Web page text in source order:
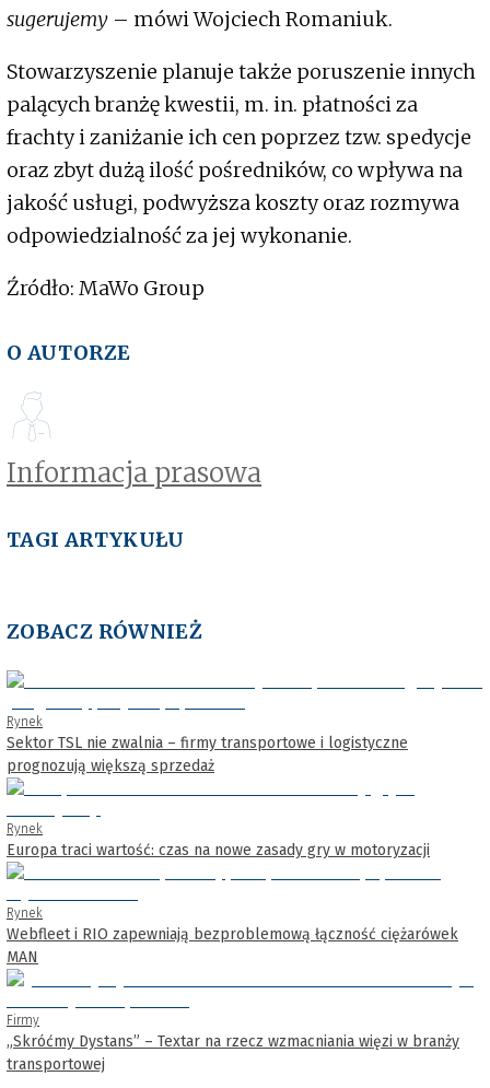
sugerujemy – mówi Wojciech Romaniuk.
Stowarzyszenie planuje także poruszenie innych
palących branżę kwestii, m. in. płatności za
frachty i zaniżanie ich cen poprzez tzw. spedycje
oraz zbyt dużą ilość pośredników, co wpływa na
jakość usługi, podwyższa koszty oraz rozmywa
odpowiedzialność za jej wykonanie.
Źródło: MaWo Group
O AUTORZE
Informacja prasowa
TAGI ARTYKUŁU
ZOBACZ RÓWNIEŻ
Rynek
Sektor TSL nie zwalnia – firmy transportowe i logistyczne
prognozują większą sprzedaż
Rynek
Europa traci wartość: czas na nowe zasady gry w motoryzacji
Rynek
Webfleet i RIO zapewniają bezproblemową łączność ciężarówek
MAN
Firmy
„Skróćmy Dystans” – Textar na rzecz wzmacniania więzi w branży
transportowej